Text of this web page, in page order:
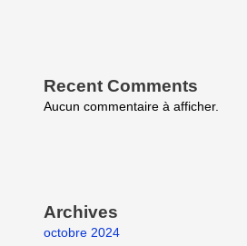
Recent Comments
Aucun commentaire à afficher.
Archives
octobre 2024